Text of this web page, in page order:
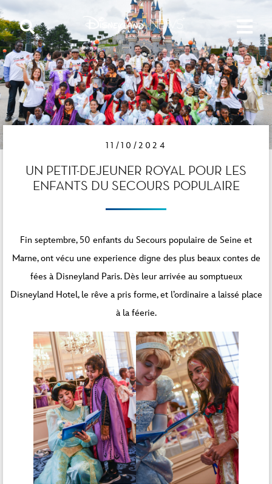
11/10/2024
UN PETIT-DEJEUNER ROYAL POUR LES
ENFANTS DU SECOURS POPULAIRE
Fin septembre, 50 enfants du Secours populaire de Seine et
Marne, ont vécu une experience digne des plus beaux contes de
fées à Disneyland Paris. Dès leur arrivée au somptueux
Disneyland Hotel, le rêve a pris forme, et l’ordinaire a laissé place
à la féerie.